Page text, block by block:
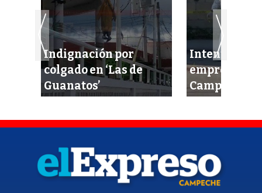
Indignación por
colgado en ‘Las de
Guanatos’
Intentan
empresario
Campeche